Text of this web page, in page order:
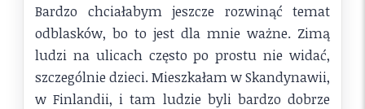
Bardzo chciałabym jeszcze rozwinąć temat
odblasków, bo to jest dla mnie ważne. Zimą
ludzi na ulicach często po prostu nie widać,
szczególnie dzieci. Mieszkałam w Skandynawii,
w Finlandii, i tam ludzie byli bardzo dobrze